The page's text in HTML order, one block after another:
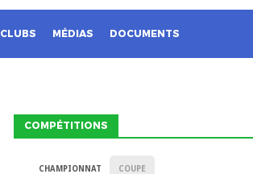
CLUBS MÉDIAS DOCUMENTS
COMPÉTITIONS
CHAMPIONNAT COUPE